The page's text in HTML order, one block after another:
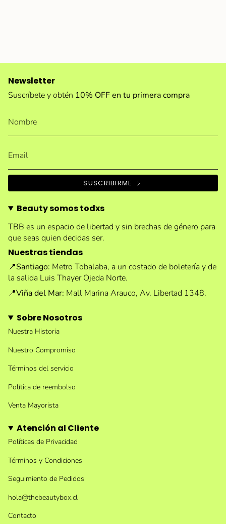
Newsletter
Suscríbete y obtén 10% OFF en tu primera compra
SUSCRIBIRME
Beauty somos todxs
TBB es un espacio de libertad y sin brechas de género para
que seas quien decidas ser.
Nuestras tiendas
📍Santiago: Metro Tobalaba, a un costado de boletería y de
la salida Luis Thayer Ojeda Norte.
📍Viña del Mar: Mall Marina Arauco, Av. Libertad 1348.
Sobre Nosotros
Nuestra Historia
Nuestro Compromiso
Términos del servicio
Política de reembolso
Venta Mayorista
Atención al Cliente
Políticas de Privacidad
Términos y Condiciones
Seguimiento de Pedidos
hola@thebeautybox.cl
Contacto